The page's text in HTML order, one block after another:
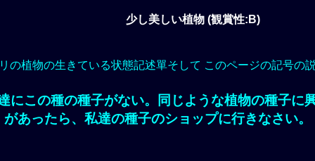
少し美しい植物 (観賞性:B)
の植物の生きている状態記述單そして このページの記号の
にこの種の種子がない。同じような植物の種子に
があったら、私達の種子のショップに行きなさい。